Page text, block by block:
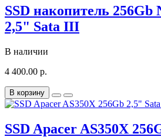
SSD накопитель 256Gb
2,5" Sata III
В наличии
4 400.00 р.
В корзину
SSD Apacer AS350X